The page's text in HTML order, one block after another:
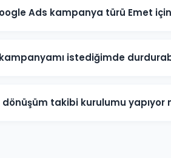
bu rakam değişebilir. Ücretsiz bütçe
Ads kampanya türü Emet
e-ticaret için Alışveriş
istediğimde
Kampanya durdurulduğunda
takibi kurulumu yapıyor